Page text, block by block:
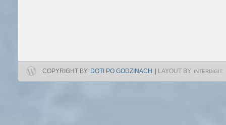
COPYRIGHT BY DOTI PO GODZINACH | LAYOUT BY INTERDIGIT